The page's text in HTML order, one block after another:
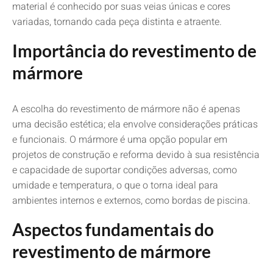
material é conhecido por suas veias únicas e cores
variadas, tornando cada peça distinta e atraente.
Importância do revestimento de
mármore
A escolha do revestimento de mármore não é apenas
uma decisão estética; ela envolve considerações práticas
e funcionais. O mármore é uma opção popular em
projetos de construção e reforma devido à sua resistência
e capacidade de suportar condições adversas, como
umidade e temperatura, o que o torna ideal para
ambientes internos e externos, como bordas de piscina.
Aspectos fundamentais do
revestimento de mármore